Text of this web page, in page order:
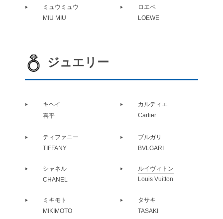
ミュウミュウ
MIU MIU
ロエベ
LOEWE
ジュエリー
キヘイ
喜平
カルティエ
Cartier
ティファニー
TIFFANY
ブルガリ
BVLGARI
シャネル
CHANEL
ルイヴィトン
Louis Vuitton
ミキモト
MIKIMOTO
タサキ
TASAKI